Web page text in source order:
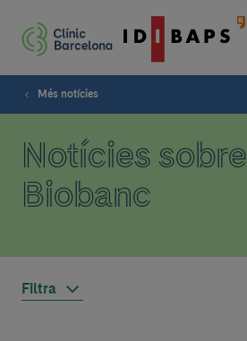
Més notícies
Notícies sobre
Biobanc
Filtra